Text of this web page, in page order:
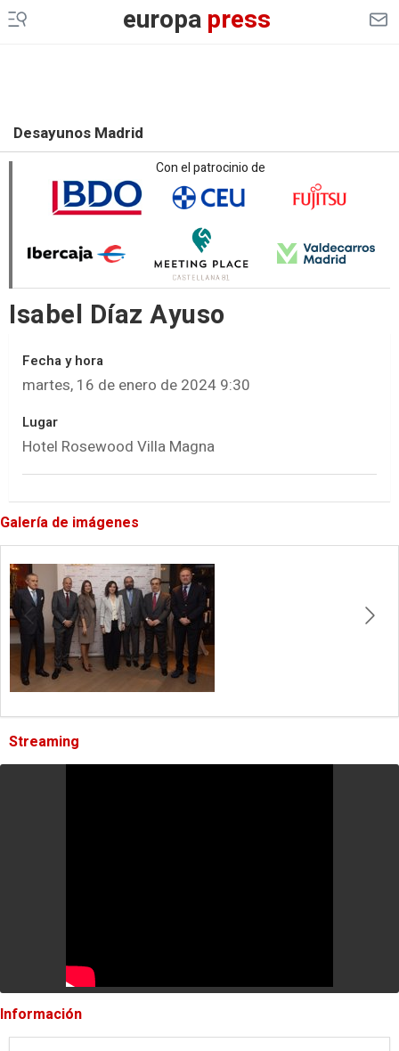
europapress
Desayunos Madrid
Con el patrocinio de
Isabel Díaz Ayuso
Fecha y hora
martes, 16 de enero de 2024 9:30
Lugar
Hotel Rosewood Villa Magna
Galería de imágenes
Streaming
Información